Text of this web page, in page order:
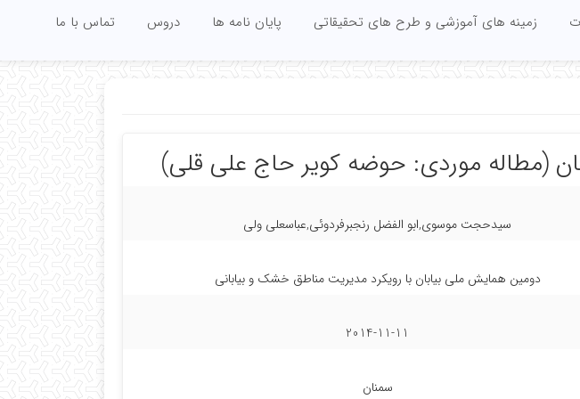
زمینه های آموزشی و طرح های تحقیقاتی پایان نامه ها دروس تماس با ما
(مطاله موردی: حوضه کویر حاج علی قلی)
سیدحجت موسوی,ابو الفضل رنجبرفردوئی,عباسعلی ولی
دومین همایش ملی بیابان با رویکرد مدیریت مناطق خشک و بیابانی
2014-11-11
سمنان